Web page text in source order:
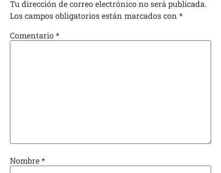
Tu dirección de correo electrónico no será publicada.
Los campos obligatorios están marcados con *
Comentario*
Nombre*